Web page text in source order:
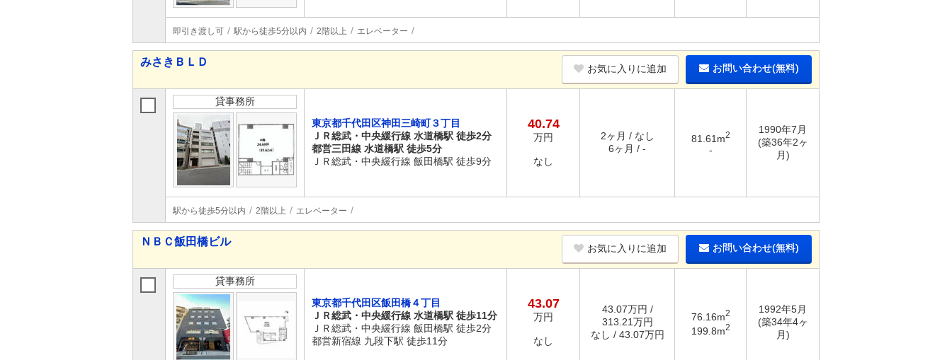
即引き渡し可 駅から徒歩5分以内 2階以上 エレベーター
みさきＢＬＤ
お気に入りに追加 お問い合わせ(無料)
貸事務所
東京都千代田区神田三崎町３丁目
ＪＲ総武・中央緩行線 水道橋駅 徒歩2分
都営三田線 水道橋駅 徒歩5分
ＪＲ総武・中央緩行線 飯田橋駅 徒歩9分
40.74
万円
なし
2ヶ月 / なし
6ヶ月 / -
81.61m2
-
1990年7月
(築36年2ヶ
月)
駅から徒歩5分以内 2階以上 エレベーター
ＮＢＣ飯田橋ビル
お気に入りに追加 お問い合わせ(無料)
貸事務所
東京都千代田区飯田橋４丁目
ＪＲ総武・中央緩行線 水道橋駅 徒歩11分
ＪＲ総武・中央緩行線 飯田橋駅 徒歩2分
都営新宿線 九段下駅 徒歩11分
43.07
万円
なし
43.07万円 /
313.21万円
なし / 43.07万円
76.16m2
199.8m2
1992年5月
(築34年4ヶ
月)